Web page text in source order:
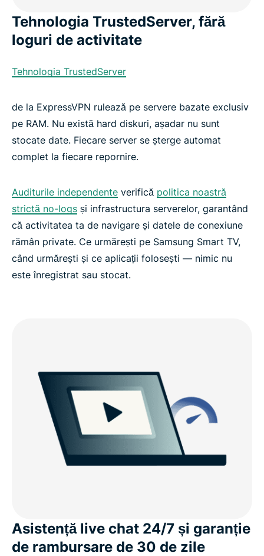
Tehnologia TrustedServer, fără
loguri de activitate
Tehnologia TrustedServer
de la ExpressVPN rulează pe servere bazate exclusiv
pe RAM. Nu există hard diskuri, așadar nu sunt
stocate date. Fiecare server se șterge automat
complet la fiecare repornire.
Auditurile independente verifică politica noastră
strictă no-logs și infrastructura serverelor, garantând
că activitatea ta de navigare și datele de conexiune
rămân private. Ce urmărești pe Samsung Smart TV,
când urmărești și ce aplicații folosești — nimic nu
este înregistrat sau stocat.
Asistență live chat 24/7 și garanție
de rambursare de 30 de zile